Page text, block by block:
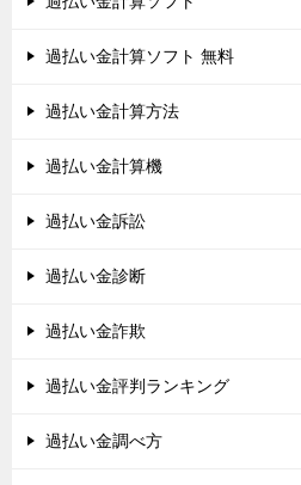
過払い金計算ソフト 無料
過払い金計算方法
過払い金計算機
過払い金訴訟
過払い金診断
過払い金詐欺
過払い金評判ランキング
過払い金調べ方